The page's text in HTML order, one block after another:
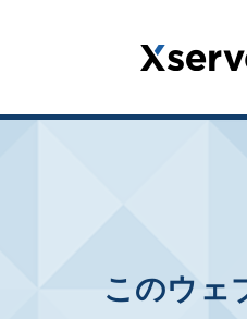
このウェ